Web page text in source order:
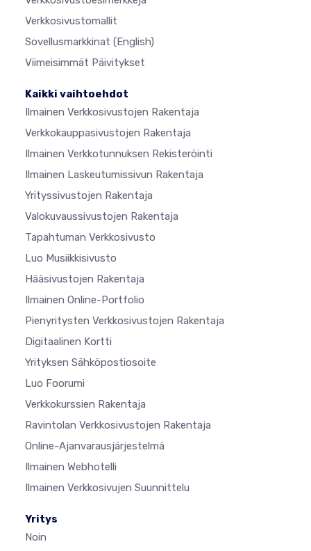
Verkkosivustomallit
Sovellusmarkkinat (English)
Viimeisimmät Päivitykset
Kaikki vaihtoehdot
Ilmainen Verkkosivustojen Rakentaja
Verkkokauppasivustojen Rakentaja
Ilmainen Verkkotunnuksen Rekisteröinti
Ilmainen Laskeutumissivun Rakentaja
Yrityssivustojen Rakentaja
Valokuvaussivustojen Rakentaja
Tapahtuman Verkkosivusto
Luo Musiikkisivusto
Hääsivustojen Rakentaja
Ilmainen Online-Portfolio
Pienyritysten Verkkosivustojen Rakentaja
Digitaalinen Kortti
Yrityksen Sähköpostiosoite
Luo Foorumi
Verkkokurssien Rakentaja
Ravintolan Verkkosivustojen Rakentaja
Online-Ajanvarausjärjestelmä
Ilmainen Webhotelli
Ilmainen Verkkosivujen Suunnittelu
Yritys
Noin